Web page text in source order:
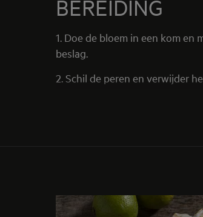
BEREIDING
1. Doe de bloem in een kom en
beslag.
2. Schil de peren en verwijder
3. Vet een bakvorm in met
Serveertip